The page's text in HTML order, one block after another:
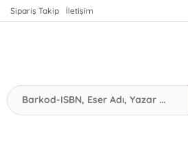
Sipariş Takip İletişim